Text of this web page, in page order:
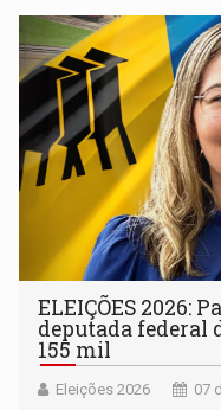
ELEIÇÕES 2026:
deputada federal
155 mil
Eleições 2026 07